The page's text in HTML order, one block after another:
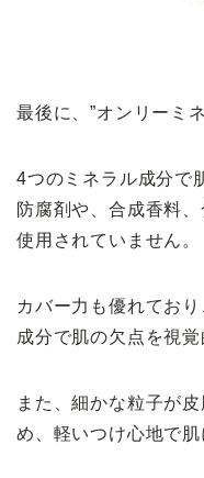
最後に、”オンリーミ
4つのミネラル成分で
防腐剤や、合成香料
使用されていません。
カバー力も優れてお
成分で肌の欠点を視覚
また、細かな粒子が
め、軽いつけ心地で肌